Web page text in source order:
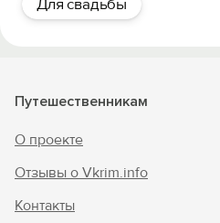
Для свадьбы
Путешественникам
О проекте
Отзывы о Vkrim.info
Контакты